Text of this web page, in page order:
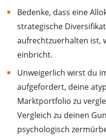
Bedenke, dass eine
strategische
aufrechtzuerhalten ist,
einbricht.
Unweigerlich wirst du
aufgefordert, deine
Marktportfolio zu
Vergleich zu deinen
psychologisch